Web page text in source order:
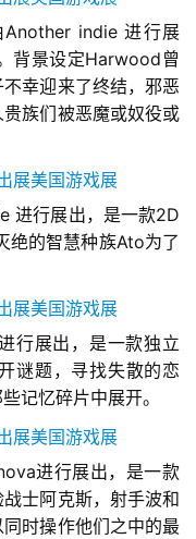
indie 进行展
背景设定Harwood曾
幸迎来了终结，邪恶
族们被恶魔或奴役或
行展出，是一款2D
绝的智慧种族Ato为了
展出，是一款独立
谜题，寻找失散的恋
记忆碎片中展开。
进行展出，是一款
士阿克斯，射手波和
时操作他们之中的最